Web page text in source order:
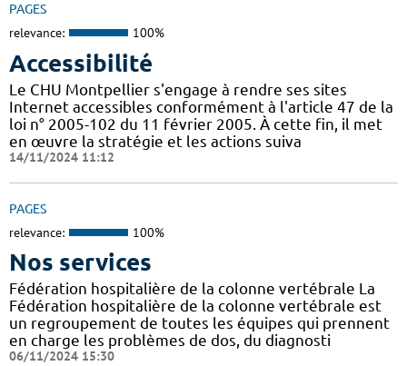
PAGES
relevance: 100%
Accessibilité
Le CHU Montpellier s'engage à rendre ses sites
Internet accessibles conformément à l'article 47 de la
loi n° 2005-102 du 11 février 2005. À cette fin, il met
en œuvre la stratégie et les actions suiva
14/11/2024 11:12
PAGES
relevance: 100%
Nos services
Fédération hospitalière de la colonne vertébrale La
Fédération hospitalière de la colonne vertébrale est
un regroupement de toutes les équipes qui prennent
en charge les problèmes de dos, du diagnosti
06/11/2024 15:30